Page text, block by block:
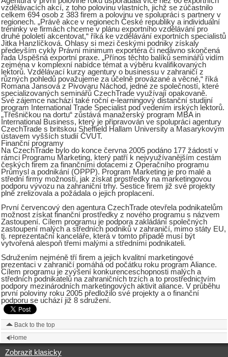
vzdělávacích akcí, z toho polovinu vlastních, jichž se zúčastnilo
celkem 694 osob z 383 firem a polovinu ve spolupráci s partnery v
regionech. „Právě akce v regionech České republiky a individuální
tréninky ve firmách chceme v plánu exportního vzdělávání pro
druhé pololetí akcentovat,“ říká ke vzdělávání exportních specialistů
Jitka Hanzlíčková. Ohlasy si mezi českými podniky získaly
především cykly Právní minimum exportéra či nedávno skončená
řada Úspěšná exportní praxe. „Přínos těchto balíků seminářů vidím
zejména v komplexní nabídce témat a výběru kvalifikovaných
lektorů. Vzdělávací kurzy agentury o businessu v zahraničí z
různých pohledů považujeme za účelně provázané a věcné,“ říká
Romana Jansová z Pivovaru Náchod, jedné ze společností, které
specializovaných seminářů CzechTrade využívají opakovaně.
Své zájemce nachází také roční e-learningový distanční studijní
program International Trade Specialist pod vedením irských lektorů.
„Třešničkou na dortu“ zůstává manažerský program MBA in
International Business, který je připravován ve spolupráci agentury
CzechTrade s britskou Sheffield Hallam University a Masarykovým
ústavem vyšších studií ČVUT.
Finanční programy
Na CzechTrade bylo do konce června 2005 podáno 177 žádostí v
rámci Programu Marketing, který patří k nejvyužívanějším cestám
českých firem za finančními dotacemi z Operačního programu
Průmysl a podnikání (OPPP). Program Marketing je pro malé a
střední firmy možností, jak získat prostředky na marketingovou
podporu vývozu na zahraniční trhy. Šestice firem již své projekty
plně zrelizovala a požádala o jejich proplacení.
První červencový den agentura CzechTrade otevřela podnikatelům
možnost získat finanční prostředky z nového programu s názvem
Zastoupení. Cílem programu je podpora zakládání společných
zastoupení malých a středních podniků v zahraničí, mimo státy EU,
tj. reprezentační kanceláře, která v tomto případě musí být
vytvořená alespoň třemi malými a středními podnikateli.
Sdružením nejméně tří firem a jejich kvalitní marketingové
prezentaci v zahraničí pomáhá od počátku roku program Aliance.
Cílem programu je zvýšení konkurenceschopnosti malých a
středních podnikatelů na zahraničních trzích a to prostřednictvím
podpory mezinárodních marketingových aktivit aliance. V průběhu
první poloviny roku 2005 předložilo své projekty a o finanční
podporu se uchází již 8 sdružení.
Back to the top
Home
Zobrazit klasicky